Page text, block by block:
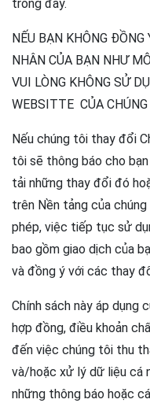
trong đây.
NẾU BẠN KHÔNG
NHÂN CỦA BẠN NHƯ
VUI LÒNG KHÔNG SỬ
WEBSITTE CỦA
Nếu chúng tôi thay đổi
tôi sẽ thông báo cho
tải những thay đổi đó
trên Nền tảng của
phép, việc tiếp tục sử
bao gồm giao dịch của
và đồng ý với các thay
Chính sách này áp dụng
hợp đồng, điều khoản
đến việc chúng tôi thu
và/hoặc xử lý dữ liệu cá
những thông báo hoặc